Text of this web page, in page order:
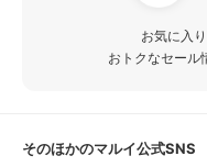
お気に入
おトクなセール
そのほかのマルイ公式SNS